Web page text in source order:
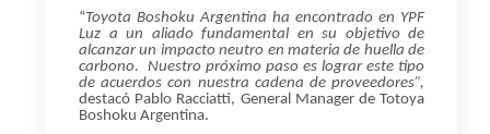
“Toyota Boshoku Argentina ha encontrado en YPF
Luz a un aliado fundamental en su objetivo de
alcanzar un impacto neutro en materia de huella de
carbono. Nuestro próximo paso es lograr este tipo
de acuerdos con nuestra cadena de proveedores”,
destacó Pablo Racciatti, General Manager de Totoya
Boshoku Argentina.